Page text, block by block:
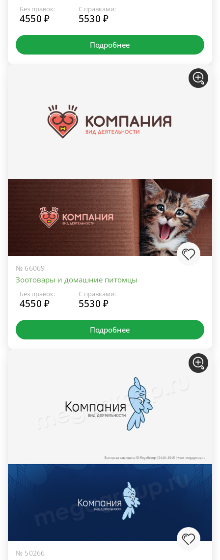
Без правок:
4550 ₽
С правками:
5530 ₽
Подробнее
№ 66069
Зоотовары и домашние питомцы
Без правок:
4550 ₽
С правками:
5530 ₽
Подробнее
№ 50266